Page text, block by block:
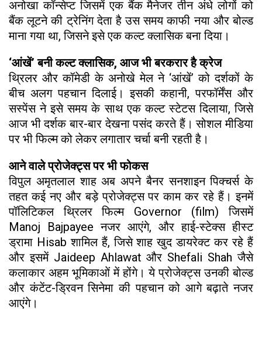
अनोखा कॉन्सेप्ट जिसमें एक बैंक मैनेजर तीन अंधे लोगों को
बैंक लूटने की ट्रेनिंग देता है उस समय काफी नया और बोल्ड
माना गया था, जिसने इसे एक कल्ट क्लासिक बना दिया।
‘आंखें’ बनी कल्ट क्लासिक, आज भी बरकरार है क्रेज
थ्रिलर और कॉमेडी के अनोखे मेल ने ‘आंखें’ को दर्शकों के
बीच अलग पहचान दिलाई। इसकी कहानी, परफॉर्मेंस और
सस्पेंस ने इसे समय के साथ एक कल्ट स्टेटस दिलाया, जिसे
आज भी दर्शक बार-बार देखना पसंद करते हैं। सोशल मीडिया
पर भी फिल्म को लेकर लगातार चर्चा बनी रहती है।
आने वाले प्रोजेक्ट्स पर भी फोकस
विपुल अमृतलाल शाह अब अपने बैनर सनशाइन पिक्चर्स के
तहत कई नए और बड़े प्रोजेक्ट्स पर काम कर रहे हैं। इनमें
पॉलिटिकल थ्रिलर फिल्म Governor (film) जिसमें
Manoj Bajpayee नजर आएंगे, और हाई-स्टेक्स हीस्ट
ड्रामा Hisab शामिल हैं, जिसे शाह खुद डायरेक्ट कर रहे हैं
और इसमें Jaideep Ahlawat और Shefali Shah जैसे
कलाकार अहम भूमिकाओं में होंगे। ये प्रोजेक्ट्स उनकी बोल्ड
और कंटेंट-ड्रिवन सिनेमा की पहचान को आगे बढ़ाते नजर
आएंगे।